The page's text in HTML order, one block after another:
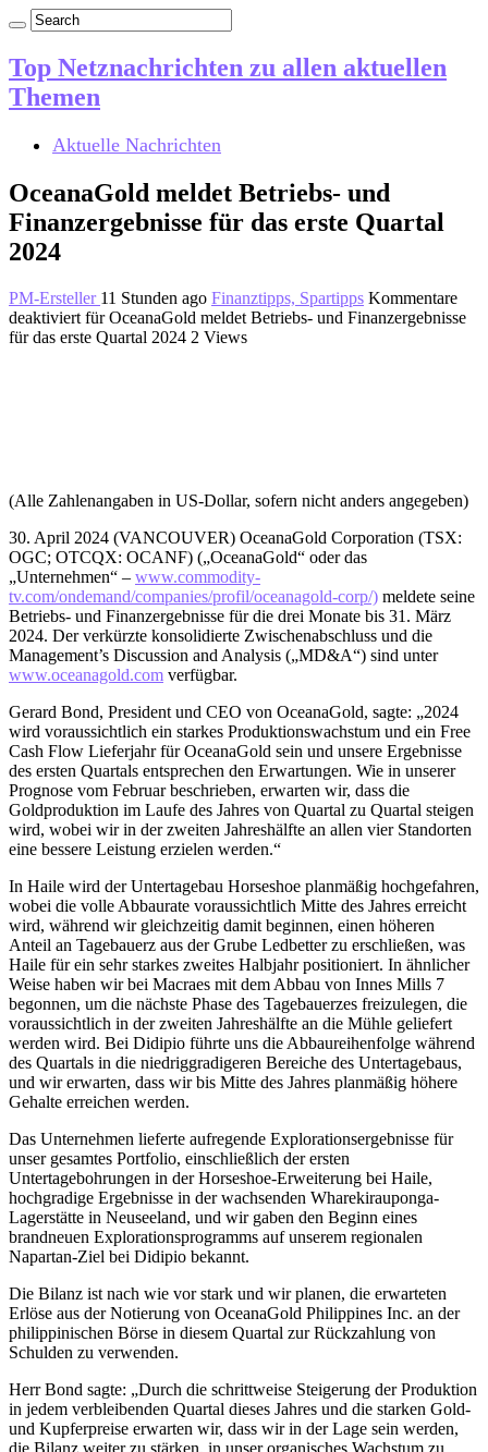
Top Netznachrichten zu allen aktuellen
Themen
Aktuelle Nachrichten
OceanaGold meldet Betriebs- und
Finanzergebnisse für das erste Quartal
2024
PM-Ersteller 11 Stunden ago Finanztipps, Spartipps Kommentare
deaktiviert für OceanaGold meldet Betriebs- und Finanzergebnisse
für das erste Quartal 2024 2 Views
(Alle Zahlenangaben in US-Dollar, sofern nicht anders angegeben)
30. April 2024 (VANCOUVER) OceanaGold Corporation (TSX:
OGC; OTCQX: OCANF) („OceanaGold“ oder das
„Unternehmen“ – www.commodity-
tv.com/ondemand/companies/profil/oceanagold-corp/) meldete seine
Betriebs- und Finanzergebnisse für die drei Monate bis 31. März
2024. Der verkürzte konsolidierte Zwischenabschluss und die
Management’s Discussion and Analysis („MD&A“) sind unter
www.oceanagold.com verfügbar.
Gerard Bond, President und CEO von OceanaGold, sagte: „2024
wird voraussichtlich ein starkes Produktionswachstum und ein Free
Cash Flow Lieferjahr für OceanaGold sein und unsere Ergebnisse
des ersten Quartals entsprechen den Erwartungen. Wie in unserer
Prognose vom Februar beschrieben, erwarten wir, dass die
Goldproduktion im Laufe des Jahres von Quartal zu Quartal steigen
wird, wobei wir in der zweiten Jahreshälfte an allen vier Standorten
eine bessere Leistung erzielen werden.“
In Haile wird der Untertagebau Horseshoe planmäßig hochgefahren,
wobei die volle Abbaurate voraussichtlich Mitte des Jahres erreicht
wird, während wir gleichzeitig damit beginnen, einen höheren
Anteil an Tagebauerz aus der Grube Ledbetter zu erschließen, was
Haile für ein sehr starkes zweites Halbjahr positioniert. In ähnlicher
Weise haben wir bei Macraes mit dem Abbau von Innes Mills 7
begonnen, um die nächste Phase des Tagebauerzes freizulegen, die
voraussichtlich in der zweiten Jahreshälfte an die Mühle geliefert
werden wird. Bei Didipio führte uns die Abbaureihenfolge während
des Quartals in die niedriggradigeren Bereiche des Untertagebaus,
und wir erwarten, dass wir bis Mitte des Jahres planmäßig höhere
Gehalte erreichen werden.
Das Unternehmen lieferte aufregende Explorationsergebnisse für
unser gesamtes Portfolio, einschließlich der ersten
Untertagebohrungen in der Horseshoe-Erweiterung bei Haile,
hochgradige Ergebnisse in der wachsenden Wharekirauponga-
Lagerstätte in Neuseeland, und wir gaben den Beginn eines
brandneuen Explorationsprogramms auf unserem regionalen
Napartan-Ziel bei Didipio bekannt.
Die Bilanz ist nach wie vor stark und wir planen, die erwarteten
Erlöse aus der Notierung von OceanaGold Philippines Inc. an der
philippinischen Börse in diesem Quartal zur Rückzahlung von
Schulden zu verwenden.
Herr Bond sagte: „Durch die schrittweise Steigerung der Produktion
in jedem verbleibenden Quartal dieses Jahres und die starken Gold-
und Kupferpreise erwarten wir, dass wir in der Lage sein werden,
die Bilanz weiter zu stärken, in unser organisches Wachstum zu